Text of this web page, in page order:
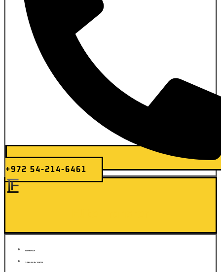
+972 54-214-6461
ГЛАВНАЯ
ЗАКАЗАТЬ ТАКСИ